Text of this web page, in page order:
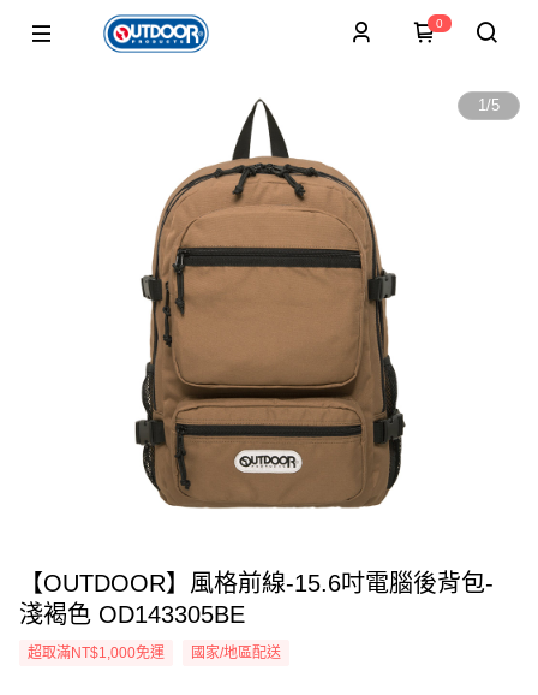
0
1/5
【OUTDOOR】風格前線-15.6吋電腦後背包-
淺褐色 OD143305BE
超取滿NT$1,000免運 國家/地區配送